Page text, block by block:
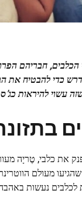
הכלבים, חבריהם
כדי להבטיח את
עשוי להיראות
את כלבי, טֶריָה
לכלבים נעשות